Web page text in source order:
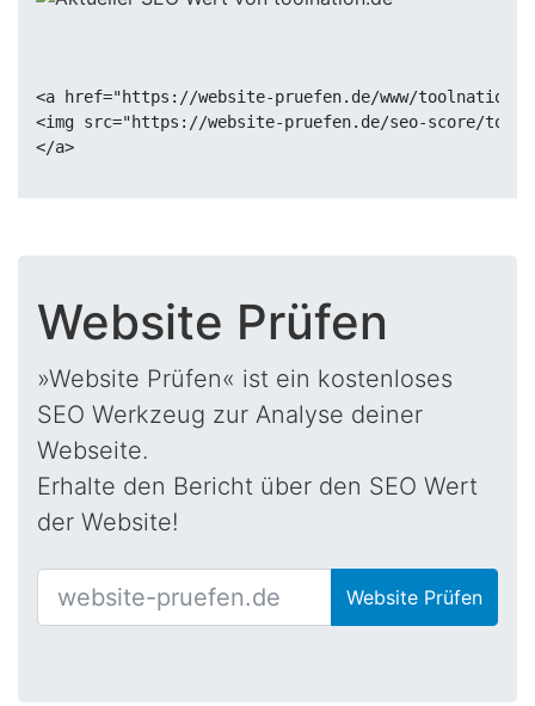
<a href="https://website-pruefen.de/www/
<img src="https://website-pruefen.de/seo-score/
Website Prüfen
»Website Prüfen« ist ein kostenloses
SEO Werkzeug zur Analyse deiner
Webseite.
Erhalte den Bericht über den SEO Wert
der Website!
Website Prüfen